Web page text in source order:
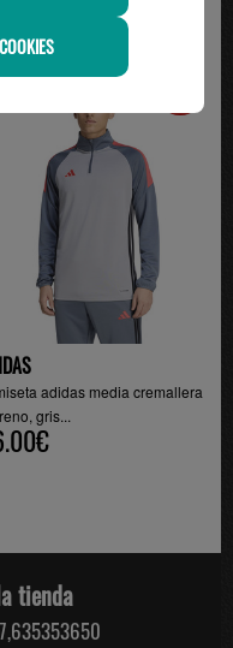
adidas media cremallera
gris...
tienda